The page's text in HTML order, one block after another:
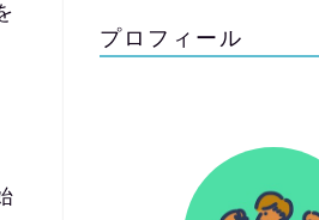
プロフィール